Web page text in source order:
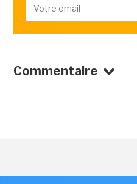
Commentaire